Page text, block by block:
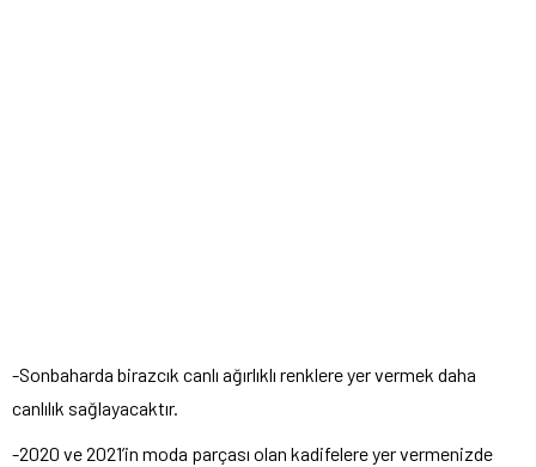
-Sonbaharda birazcık canlı ağırlıklı renklere yer vermek daha
canlılık sağlayacaktır.
-2020 ve 2021’in moda parçası olan kadifelere yer vermenizde